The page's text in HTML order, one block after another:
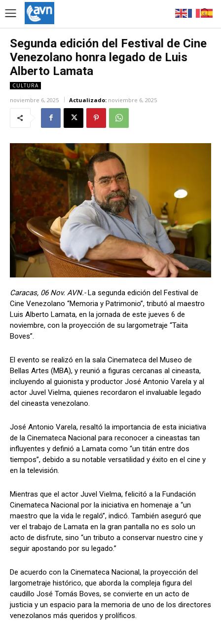
Segunda edición del Festival de Cine
Venezolano honra legado de Luis
Alberto Lamata
CULTURA
noviembre 6, 2025 Actualizado: noviembre 6, 2025
Caracas, 06 Nov. AVN.-La segunda edición del Festival de
Cine Venezolano “Memoria y Patrimonio”, tributó al maestro
Luis Alberto Lamata, en la jornada de este jueves 6 de
noviembre, con la proyección de su largometraje “Taita
Boves”.
El evento se realizó en la sala Cinemateca del Museo de
Bellas Artes (MBA), y reunió a figuras cercanas al cineasta,
incluyendo al guionista y productor José Antonio Varela y al
actor Juvel Vielma, quienes recordaron el invaluable legado
del cineasta venezolano.
José Antonio Varela, resaltó la importancia de esta iniciativa
de la Cinemateca Nacional para reconocer a cineastas tan
influyentes y definió a Lamata como “un titán entre dos
tiempos”, debido a su notable versatilidad y éxito en el cine y
en la televisión.
Mientras que el actor Juvel Vielma, felicitó a la Fundación
Cinemateca Nacional por la iniciativa en homenaje a “un
maestro que la vida le regaló”, indicó. También aseguró que
ver el trabajo de Lamata en la gran pantalla no es solo un
acto de disfrute, sino “un tributo a conservar nuestro cine y
seguir apostando por su legado.”
De acuerdo con la Cinemateca Nacional, la proyección del
largometraje histórico, que aborda la compleja figura del
caudillo José Tomás Boves, se convierte en un acto de
justicia y un espacio para la memoria de uno de los directores
venezolanos más queridos y prolíficos.